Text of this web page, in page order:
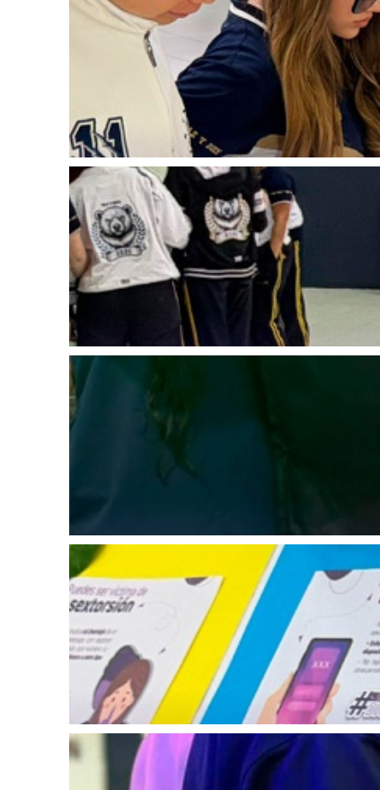
2026-05-25
2026-05-25
2026-05-25